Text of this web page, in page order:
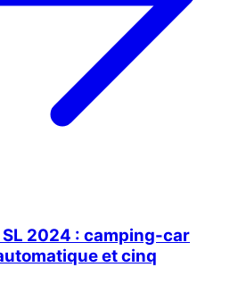
2024 : camping-car
et cinq